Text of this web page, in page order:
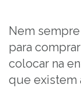
Nem
para
colocar na
que existem